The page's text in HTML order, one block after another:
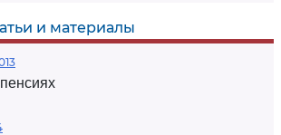
и материалы